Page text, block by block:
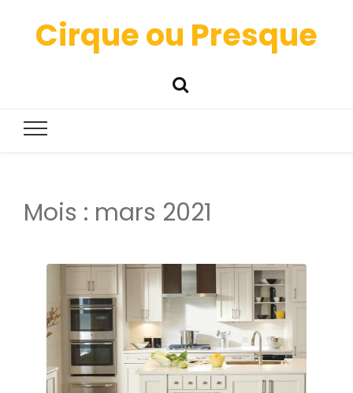
Cirque ou Presque
Mois : mars 2021